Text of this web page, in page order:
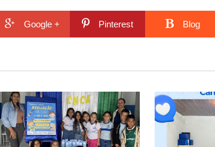
Google + Pinterest Blog